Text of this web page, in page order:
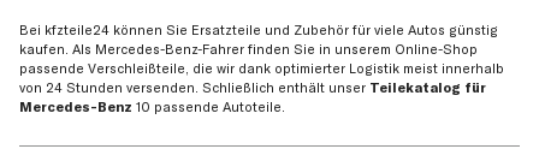
Bei kfzteile24 können Sie Ersatzteile und Zubehör für viele Autos günstig
kaufen. Als Mercedes-Benz-Fahrer finden Sie in unserem Online-Shop
passende Verschleißteile, die wir dank optimierter Logistik meist innerhalb
von 24 Stunden versenden. Schließlich enthält unser Teilekatalog für
Mercedes-Benz 10 passende Autoteile.